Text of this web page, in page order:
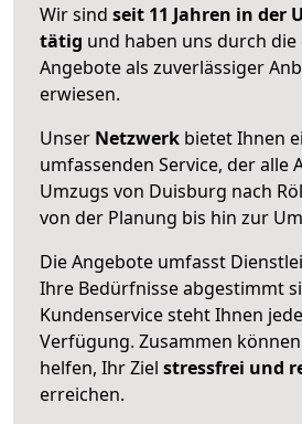
Wir sind seit 11 Jahren in der
tätig und haben uns durch
Angebote als zuverlässiger
erwiesen.
Unser Netzwerk bietet Ihnen
umfassenden Service, der alle
Umzugs von Duisburg nach
von der Planung bis hin zur
Die Angebote umfasst
Ihre Bedürfnisse abgestimmt
Kundenservice steht Ihnen
Verfügung. Zusammen
helfen, Ihr Ziel stressfrei und
erreichen.